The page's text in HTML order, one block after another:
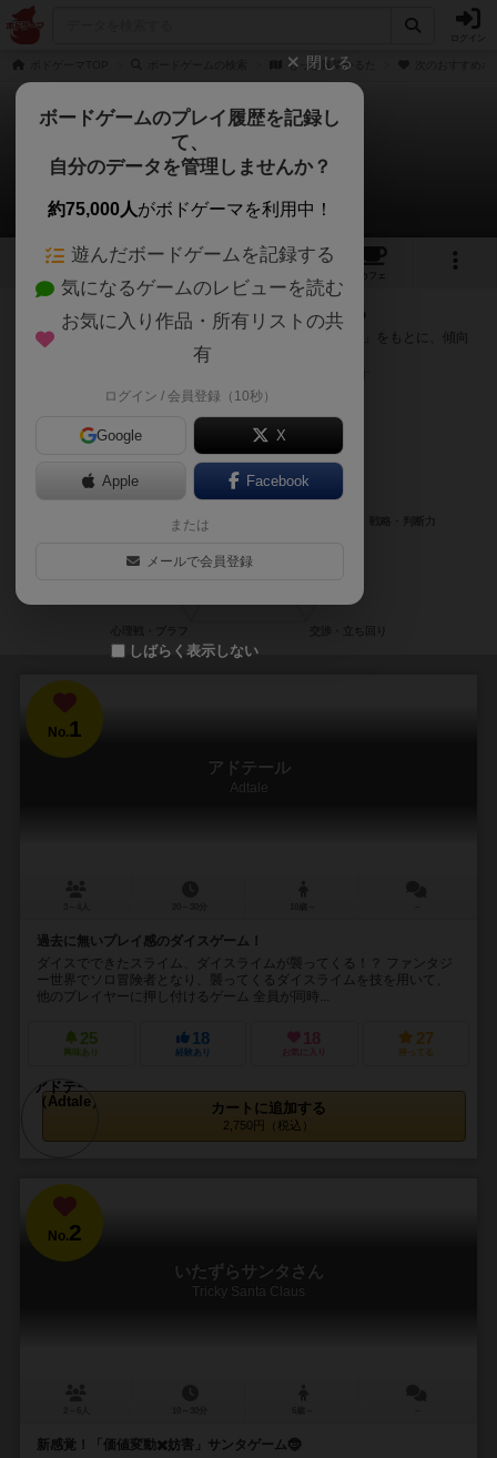
もっと雑草かるた
もっと雑草かるた
次のおすすめボードゲーム
カフェ
『もっと雑草かるた』が好きな方へのおすすめ
このゲームのトップページで投票された「プレイ感の評価」をもとに、傾向
が近いボードゲームをランキング形式で紹介します。
No.1
アドテール
Adtale
過去に無いプレイ感のダイスゲーム！
ダイスでできたスライム、ダイスライムが襲ってくる！？ ファンタジ
ー世界でソロ冒険者となり、襲ってくるダイスライムを技を用いて、
他のプレイヤーに押し付けるゲーム 全員が同時...
25
興味あり
18
経験あり
18
お気に入り
27
持ってる
カートに追加する
2,750円（税込）
No.2
いたずらサンタさん
Tricky Santa Claus
新感覚！「価値変動✖️妨害」サンタゲーム🤶
閉じる
ボードゲームのプレイ履歴を記録し
て、
自分のデータを管理しませんか？
約75,000人がボドゲーマを利用中！
遊んだボードゲームを記録する
気になるゲームのレビューを読む
お気に入り作品・所有リストの共
有
ログイン / 会員登録（10秒）
Google X
Apple Facebook
または
メールで会員登録
しばらく表示しない